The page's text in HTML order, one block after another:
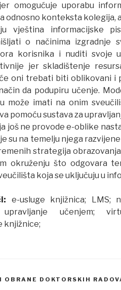
omogućuje uporabu
odnosno konteksta kolegija,
vještina informacijske
o načinima izgradnje
korisnika i nuditi svoje
jer skladištenje
oni trebati biti oblikovani i
da podupiru učenje.
može imati na onim
pomoću sustava za
još ne provode e-oblike
su na temelju njega
strategija
okruženju što odgovara
koja se uključuju u
e-usluge knjižnica; LMS;
učenjem;
knjižnice;
OBRANE DOKTORSKIH